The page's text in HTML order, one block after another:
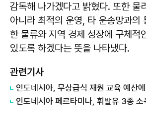
감독해 나가겠다고 밝혔다. 또한 물
아니라 최적의 운영, 타 운송망과의
한 물류와 지역 경제 성장에 구체적
있도록 하겠다는 뜻을 나타냈다.
관련기사
인도네시아, 무상급식 재원 교육 예산에
인도네시아 페르타미나, 휘발유 3종 소